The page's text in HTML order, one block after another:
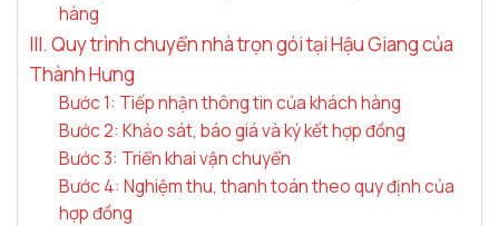
hàng
III. Quy trình chuyển nhà trọn gói tại Hậu Giang của
Thành Hưng
Bước 1: Tiếp nhận thông tin của khách hàng
Bước 2: Khảo sát, báo giá và ký kết hợp đồng
Bước 3: Triển khai vận chuyển
Bước 4: Nghiệm thu, thanh toán theo quy định của
hợp đồng